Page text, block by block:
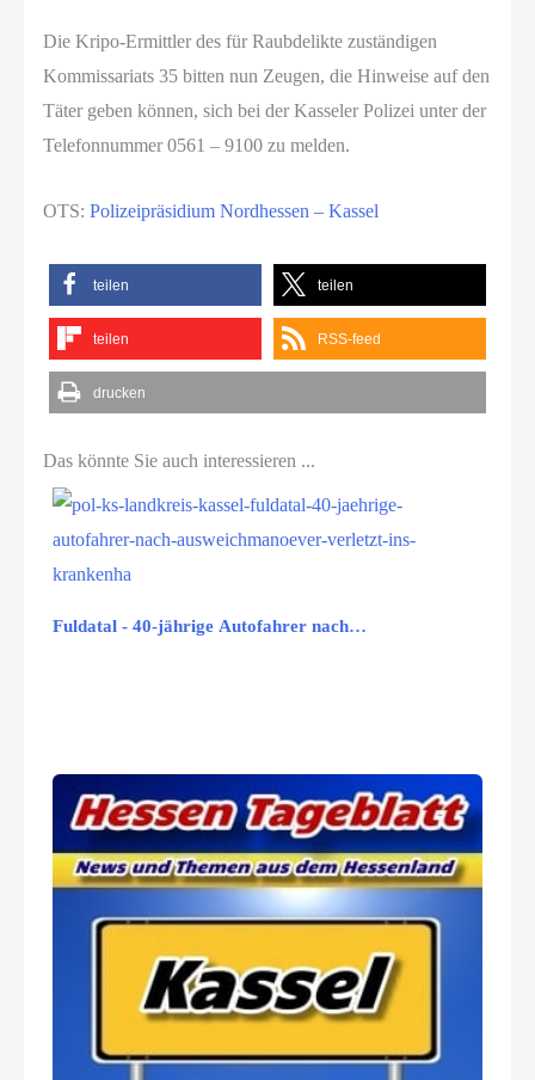
Die Kripo-Ermittler des für Raubdelikte zuständigen
Kommissariats 35 bitten nun Zeugen, die Hinweise auf den
Täter geben können, sich bei der Kasseler Polizei unter der
Telefonnummer 0561 – 9100 zu melden.
OTS: Polizeipräsidium Nordhessen – Kassel
teilen teilen
teilen RSS-feed
drucken
Das könnte Sie auch interessieren ...
Fuldatal - 40-jährige Autofahrer nach…